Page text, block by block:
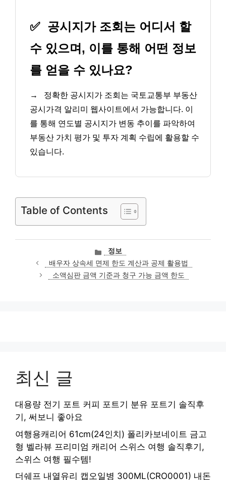
✅ 공시지가 조회는 어디서 할
수 있으며, 이를 통해 어떤 정보
를 얻을 수 있나요?
→
정확한 공시지가 조회는 국토교통부 부동산
공시가격 알리미 웹사이트에서 가능합니다. 이
를 통해 연도별 공시지가 변동 추이를 파악하여
부동산 가치 평가 및 투자 계획 수립에 활용할 수
있습니다.
Table of Contents
카
테
고
리
정보
배우자 상속세 면제 한도 계산과 공제 활용법
소액심판 금액 기준과 청구 가능 금액 한도
최신 글
대용량 전기 포트 커피 포트기 분유 포트기 솔직후
기, 써보니 좋아요
여행용캐리어 61cm(24인치) 폴리카보네이트 금고
형 벨라뷰 프리미엄 캐리어 스위스 여행 솔직후기,
스위스 여행 필수템!
더쉐프 내열유리 캡오일병 300ML(CRO0001) 내돈